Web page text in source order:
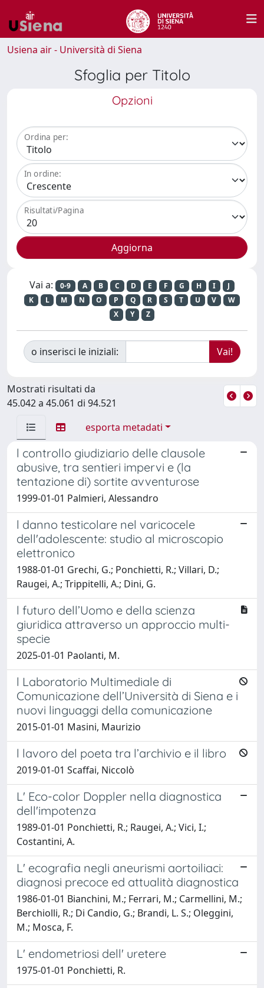
Usiena air - Università di Siena
Sfoglia per Titolo
Opzioni
Ordina per:
In ordine:
Risultati/Pagina
Vai a: 0-9 A B C D E F G H I
J
K
L M N O P Q R S T U V
W
X
Y Z
o inserisci le iniziali:
Mostrati risultati da
45.042 a 45.061 di 94.521
esporta metadati
l controllo giudiziario delle clausole
abusive, tra sentieri impervi e (la
tentazione di) sortite avventurose
1999-01-01 Palmieri, Alessandro
l danno testicolare nel varicocele
dell'adolescente: studio al microscopio
elettronico
1988-01-01 Grechi, G.; Ponchietti, R.; Villari, D.;
Raugei, A.; Trippitelli, A.; Dini, G.
l futuro dell’Uomo e della scienza
giuridica attraverso un approccio multi-
specie
2025-01-01 Paolanti, M.
l Laboratorio Multimediale di
Comunicazione dell’Università di Siena e i
nuovi linguaggi della comunicazione
2015-01-01 Masini, Maurizio
l lavoro del poeta tra l’archivio e il libro
2019-01-01 Scaffai, Niccolò
L' Eco-color Doppler nella diagnostica
dell'impotenza
1989-01-01 Ponchietti, R.; Raugei, A.; Vici, I.;
Costantini, A.
L' ecografia negli aneurismi aortoiliaci:
diagnosi precoce ed attualità diagnostica
1986-01-01 Bianchini, M.; Ferrari, M.; Carmellini, M.;
Berchiolli, R.; Di Candio, G.; Brandi, L. S.; Oleggini,
M.; Mosca, F.
L' endometriosi dell' uretere
1975-01-01 Ponchietti, R.